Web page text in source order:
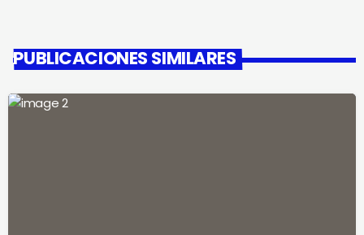
PUBLICACIONES SIMILARES